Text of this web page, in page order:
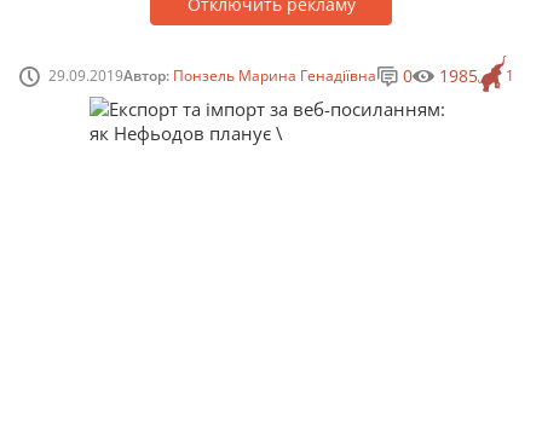
29.09.2019Автор: Понзель Марина Генадіївна 1
0 1985